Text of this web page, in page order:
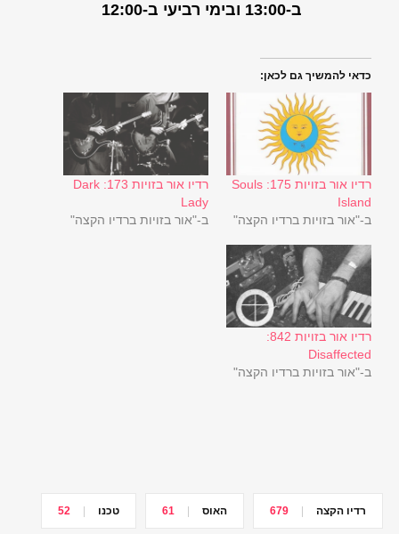
ב-13:00 ובימי רביעי ב-12:00
כדאי להמשיך גם לכאן:
רדיו אור בזויות 175: Souls
Island
ב-"אור בזויות ברדיו הקצה"
רדיו אור בזויות 173: Dark
Lady
ב-"אור בזויות ברדיו הקצה"
רדיו אור בזויות 842:
Disaffected
ב-"אור בזויות ברדיו הקצה"
רדיו הקצה 679 האוס 61 טכנו 52